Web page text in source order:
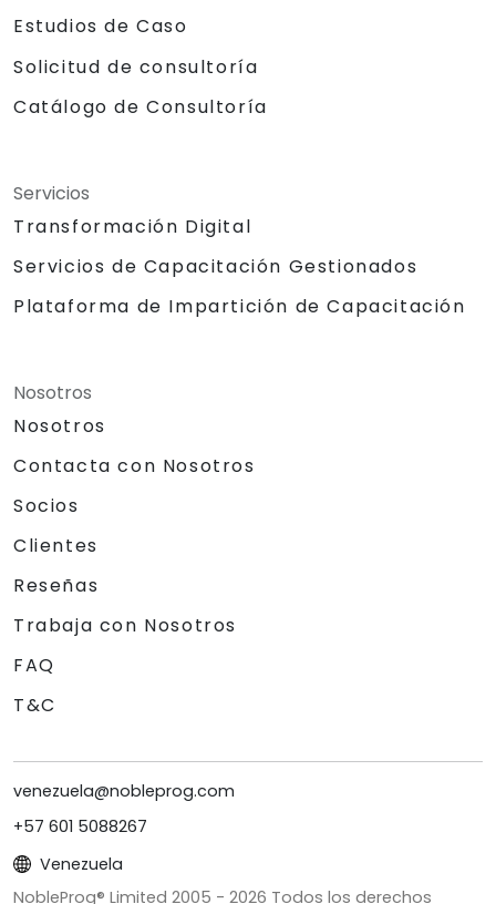
Estudios de Caso
Solicitud de consultoría
Catálogo de Consultoría
Servicios
Transformación Digital
Servicios de Capacitación Gestionados
Plataforma de Impartición de Capacitación
Nosotros
Nosotros
Contacta con Nosotros
Socios
Clientes
Reseñas
Trabaja con Nosotros
FAQ
T&C
venezuela@nobleprog.com
+57 601 5088267
Venezuela
NobleProg® Limited 2005 - 2026 Todos los derechos